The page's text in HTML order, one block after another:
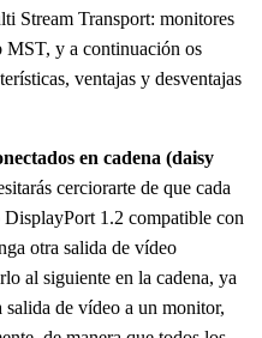
Stream Transport: monitores
MST, y a continuación os
ventajas y desventajas
en cadena (daisy
cerciorarte de que cada
1.2 compatible con
otra salida de vídeo
al siguiente en la cadena, ya
de vídeo a un monitor,